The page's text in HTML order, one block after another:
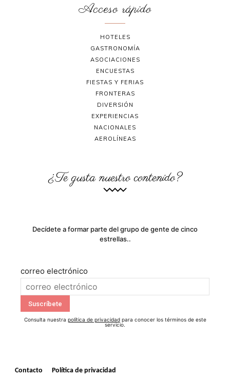
Acceso rápido
HOTELES
GASTRONOMÍA
ASOCIACIONES
ENCUESTAS
FIESTAS Y FERIAS
FRONTERAS
DIVERSIÓN
EXPERIENCIAS
NACIONALES
AEROLÍNEAS
¿Te gusta nuestro contenido?
Decídete a formar parte del grupo de gente de cinco
estrellas..
correo electrónico
Consulta nuestra política de privacidadpara conocer los términos de este
servicio.
Contacto Política de privacidad